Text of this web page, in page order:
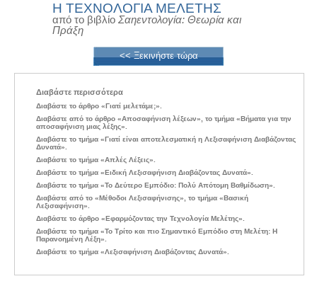
Η ΤΕΧΝΟΛΟΓΙΑ ΜΕΛΕΤΗΣ
από το βιβλίο Σαηεντολογία: Θεωρία και
Πράξη
<< Ξεκινήστε τώρα
Διαβάστε περισσότερα
Διαβάστε το άρθρο «Γιατί μελετάμε;».
Διαβάστε από το άρθρο «Αποσαφήνιση λέξεων», το τμήμα «Βήματα για την
αποσαφήνιση μιας λέξης».
Διαβάστε το τμήμα «Γιατί είναι αποτελεσματική η Λεξισαφήνιση Διαβάζοντας
Δυνατά».
Διαβάστε το τμήμα «Απλές Λέξεις».
Διαβάστε το τμήμα «Ειδική Λεξισαφήνιση Διαβάζοντας Δυνατά».
Διαβάστε το τμήμα «Το Δεύτερο Εμπόδιο: Πολύ Απότομη Βαθμίδωση».
Διαβάστε από το «Μέθοδοι Λεξισαφήνισης», το τμήμα «Βασική
Λεξισαφήνιση».
Διαβάστε το άρθρο «Εφαρμόζοντας την Τεχνολογία Μελέτης».
Διαβάστε το τμήμα «Το Τρίτο και πιο Σημαντικό Εμπόδιο στη Μελέτη: Η
Παρανοημένη Λέξη».
Διαβάστε το τμήμα «Λεξισαφήνιση Διαβάζοντας Δυνατά».